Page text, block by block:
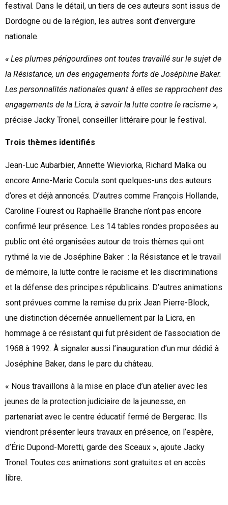
festival. Dans le détail, un tiers de ces auteurs sont issus de
Dordogne ou de la région, les autres sont d’envergure
nationale.
« Les plumes périgourdines ont toutes travaillé sur le sujet de
la Résistance, un des engagements forts de Joséphine Baker.
Les personnalités nationales quant à elles se rapprochent des
engagements de la Licra, à savoir la lutte contre le racisme »,
précise Jacky Tronel, conseiller littéraire pour le festival.
Trois thèmes identifiés
Jean-Luc Aubarbier, Annette Wieviorka, Richard Malka ou
encore Anne-Marie Cocula sont quelques-uns des auteurs
d’ores et déjà annoncés. D’autres comme François Hollande,
Caroline Fourest ou Raphaëlle Branche n’ont pas encore
confirmé leur présence. Les 14 tables rondes proposées au
public ont été organisées autour de trois thèmes qui ont
rythmé la vie de Joséphine Baker : la Résistance et le travail
de mémoire, la lutte contre le racisme et les discriminations
et la défense des principes républicains. D’autres animations
sont prévues comme la remise du prix Jean Pierre-Block,
une distinction décernée annuellement par la Licra, en
hommage à ce résistant qui fut président de l’association de
1968 à 1992. À signaler aussi l’inauguration d’un mur dédié à
Joséphine Baker, dans le parc du château.
« Nous travaillons à la mise en place d’un atelier avec les
jeunes de la protection judiciaire de la jeunesse, en
partenariat avec le centre éducatif fermé de Bergerac. Ils
viendront présenter leurs travaux en présence, on l’espère,
d’Éric Dupond-Moretti, garde des Sceaux », ajoute Jacky
Tronel. Toutes ces animations sont gratuites et en accès
libre.